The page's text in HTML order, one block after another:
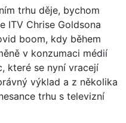
trhu děje, bychom
ITV Chrise Goldsona
boom, kdy během
v konzumaci médií
které se nyní vracejí
výklad a z několika
trhu s televizní